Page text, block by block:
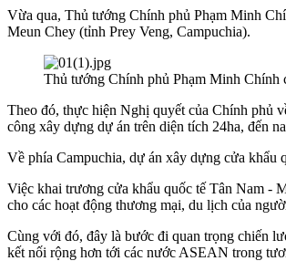
Vừa qua, Thủ tướng Chính phủ Phạm Minh
Meun Chey (tỉnh Prey Veng, Campuchia).
Thủ tướng Chính phủ Phạm Minh Chính
Theo đó, thực hiện Nghị quyết của Chính phủ
công xây dựng dự án trên diện tích 24ha, đến
Về phía Campuchia, dự án xây dựng cửa khẩu
Việc khai trương cửa khẩu quốc tế Tân Nam -
cho các hoạt động thương mại, du lịch của
Cùng với đó, đây là bước đi quan trọng chiến
kết nối rộng hơn tới các nước ASEAN trong